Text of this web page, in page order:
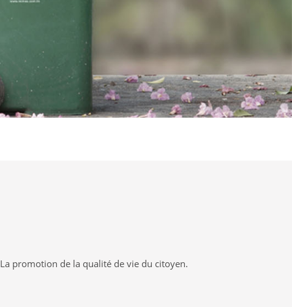
La promotion de la qualité de vie du citoyen.